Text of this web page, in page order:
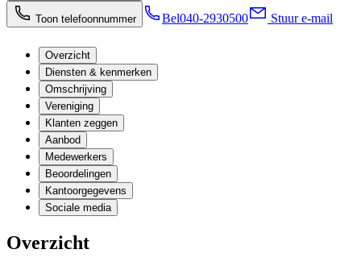
Toon telefoonnummer Bel040-2930500 Stuur e-mail
Overzicht
Diensten & kenmerken
Omschrijving
Vereniging
Klanten zeggen
Aanbod
Medewerkers
Beoordelingen
Kantoorgegevens
Sociale media
Overzicht